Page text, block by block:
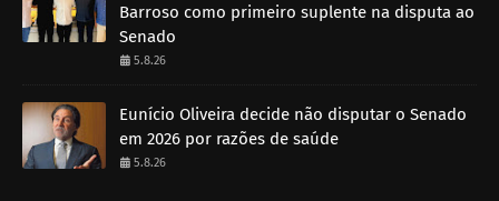
Barroso como primeiro suplente na disputa ao
Senado
5.8.26
Eunício Oliveira decide não disputar o Senado
em 2026 por razões de saúde
5.8.26